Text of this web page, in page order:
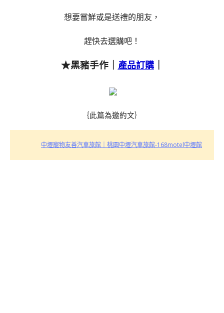
想要嘗鮮或是送禮的朋友，
趕快去選購吧！
★黑豬手作｜ 產品訂購｜
｛此篇為邀約文｝
中壢寵物友善汽車旅館｜桃園中壢汽車旅館-168motel中壢館